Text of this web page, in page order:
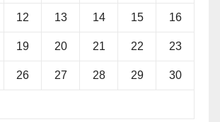
12 13 14 15 16
19 20 21 22 23
26 27 28 29 30